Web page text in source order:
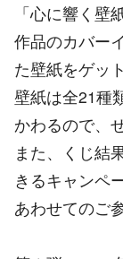
「心に響く壁
作品のカバー
た壁紙をゲッ
壁紙は全21種
かわるので、
また、くじ結
きるキャンペ
あわせてのご